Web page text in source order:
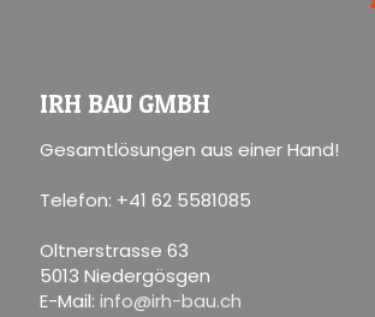
IRH BAU GMBH
Gesamtlösungen aus einer Hand!
Telefon: +41 62 5581085
Oltnerstrasse 63
5013 Niedergösgen
E-Mail: info@irh-bau.ch